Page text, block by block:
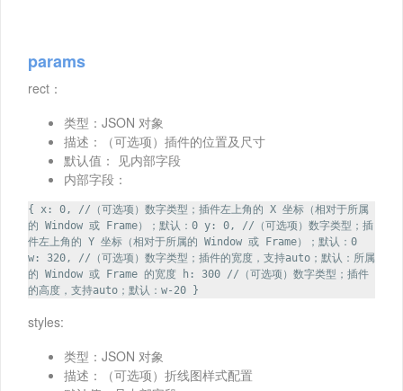
params
rect：
类型：JSON 对象
描述：（可选项）插件的位置及尺寸
默认值： 见内部字段
内部字段：
{ x: 0, //（可选项）数字类型；插件左上角的 X 坐标（相对于所属
的 Window 或 Frame）；默认：0 y: 0, //（可选项）数字类型；插
件左上角的 Y 坐标（相对于所属的 Window 或 Frame）；默认：0
w: 320, //（可选项）数字类型；插件的宽度，支持auto；默认：所属
的 Window 或 Frame 的宽度 h: 300 //（可选项）数字类型；插件
的高度，支持auto；默认：w-20 }
styles:
类型：JSON 对象
描述：（可选项）折线图样式配置